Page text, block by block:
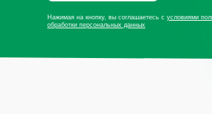
Нажимая на кнопку, вы соглашаетесь с условиями
обработки персональных данных